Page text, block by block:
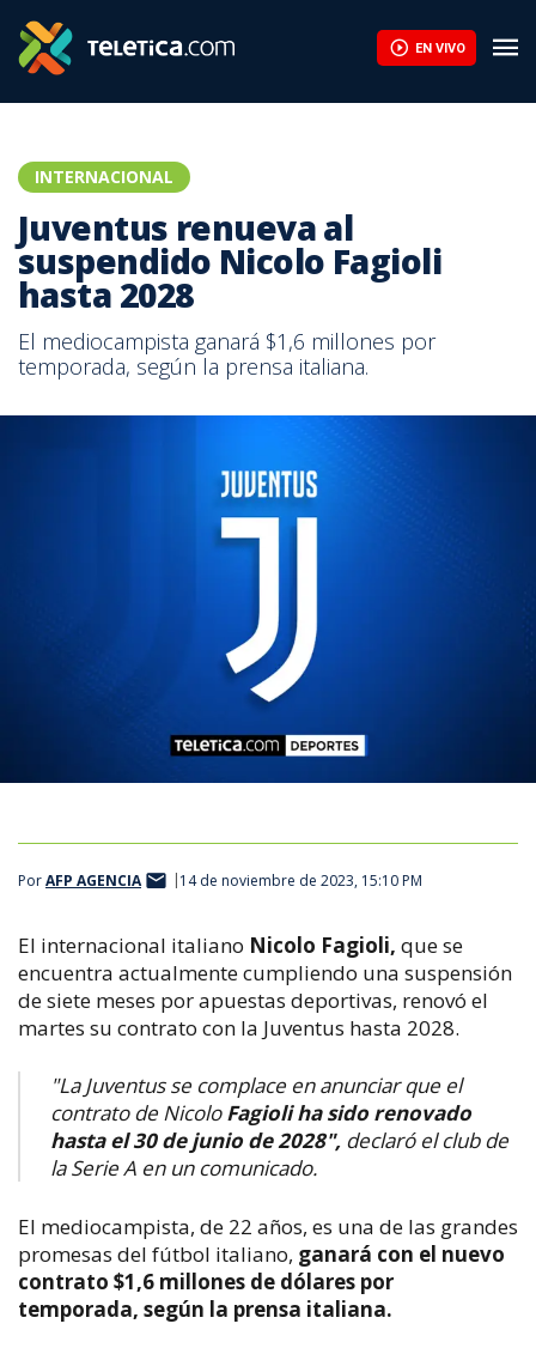
EN VIVO
INTERNACIONAL
Juventus renueva al
suspendido Nicolo Fagioli
hasta 2028
El mediocampista ganará $1,6 millones por
temporada, según la prensa italiana.
PorAFP AGENCIA 14 de noviembre de 2023, 15:10 PM
El internacional italiano Nicolo Fagioli, que se
encuentra actualmente cumpliendo una suspensión
de siete meses por apuestas deportivas, renovó el
martes su contrato con la Juventus hasta 2028.
"La Juventus se complace en anunciar que el
contrato de NicoloFagioli ha sido renovado
hasta el 30 de junio de 2028", declaró el club de
la Serie A en un comunicado.
El mediocampista, de 22 años, es una de las grandes
promesas del fútbol italiano, ganará con el nuevo
contrato $1,6 millones de dólares por
temporada, según la prensa italiana.